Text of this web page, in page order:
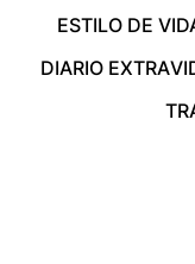
ESTILO DE
DIARIO EXTRA